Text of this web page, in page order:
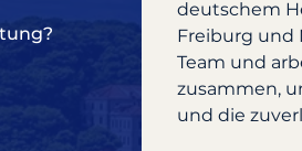
deutschem
Freiburg und
Team und
zusammen,
und die